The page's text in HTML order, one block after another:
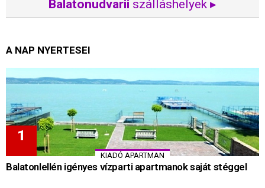
Balatonudvarii szálláshelyek ▸
A NAP NYERTESEI
KIADÓ APARTMAN
Balatonlellén igényes vízparti apartmanok saját stéggel